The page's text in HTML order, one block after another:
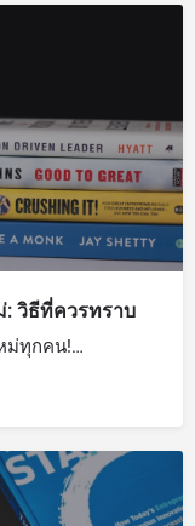
: วิธีที่ควรทราบ
ม่ทุกคน!…